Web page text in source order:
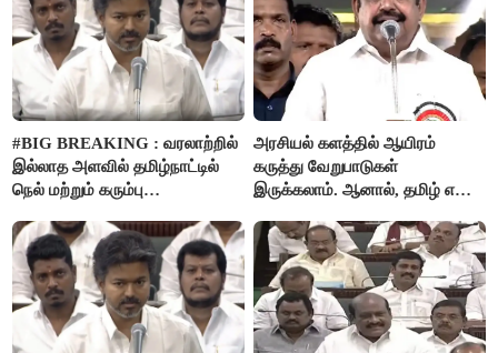
#BIG BREAKING : வரலாற்றில்
இல்லாத அளவில் தமிழ்நாட்டில்
நெல் மற்றும் கரும்பு
ஊக்கத்தொகையை உயர்த்த
முடிவு - முதலமைச்சர் விஜய்
அறிவிப்பு..!
அரசியல் களத்தில் ஆயிரம்
கருத்து வேறுபாடுகள்
இருக்கலாம். ஆனால், தமிழ் என்று
தமிழர்கள் - எடப்பாடி பழனிசாமி..!